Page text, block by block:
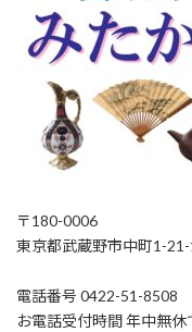
〒180-0006
東京都武蔵野市中町1-
電話番号 0422-51-8508
お電話受付時間 年中無